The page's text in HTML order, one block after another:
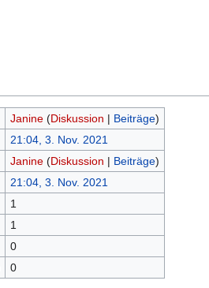
Janine (Diskussion | Beiträge)
21:04, 3. Nov. 2021
Janine (Diskussion | Beiträge)
21:04, 3. Nov. 2021
1
1
0
0